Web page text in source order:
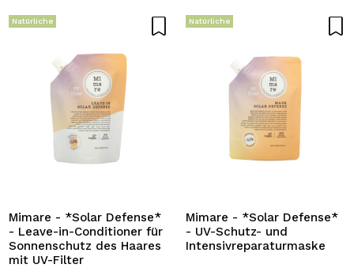
Natürliche
Mimare - *Solar Defense*
- Leave-in-Conditioner für
Sonnenschutz des Haares
mit UV-Filter
Natürliche
Mimare - *Solar Defense*
- UV-Schutz- und
Intensivreparaturmaske